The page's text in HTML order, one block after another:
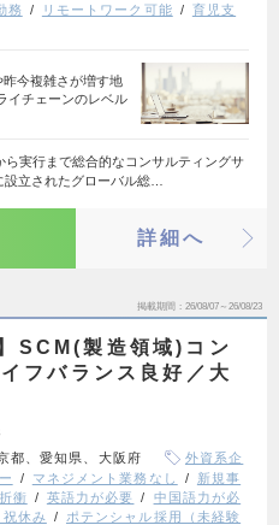
務 リモートワーク可能
育児支
今複雑さが増す地
イチェーンのレベル
ら実行まで総合的なコンサルティングサ
立されたグローバル総…
詳細へ
掲載期間 26/08/07～26/08/23
SCM(製造領域)コン
フバランス良好／大
都、愛知県、大阪府
外資系企
マネジメント業務なし
新規事
衝 英語力が必要
中国語力が必
祝休み
ポテンシャル採用（未経験